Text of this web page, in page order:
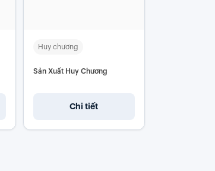
Huy chương
Sản Xuất Huy Chương
Chi tiết